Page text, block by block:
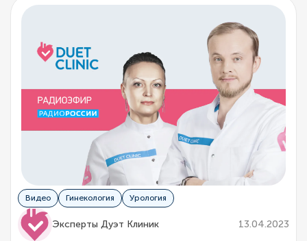
Видео Гинекология Урология
Эксперты Дуэт Клиник
13.04.2023